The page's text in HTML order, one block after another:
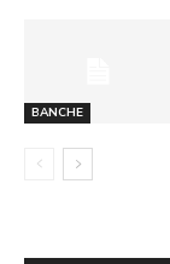
BANCHE